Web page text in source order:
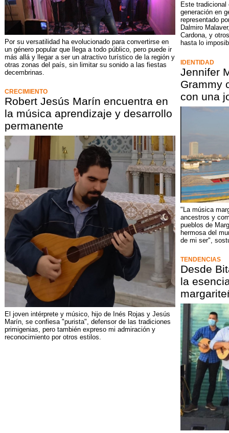
Por su versatilidad ha evolucionado para convertirse en
un género popular que llega a todo público, pero puede ir
más allá y llegar a ser un atractivo turístico de la región y
otras zonas del país, sin limitar su sonido a las fiestas
decembrinas.
CRECIMIENTO
Robert Jesús Marín encuentra en
la música aprendizaje y desarrollo
permanente
El joven intérprete y músico, hijo de Inés Rojas y Jesús
Marín, se confiesa "purista", defensor de las tradiciones
primigenias, pero también expreso mi admiración y
reconocimiento por otros estilos.
Este tradicional
generación en
representado
Dalmiro
Cardona, y
hasta lo
IDENTIDAD
Jennifer
Grammy
con una
"La música
ancestros y
pueblos de
hermosa del
de mi ser",
TENDENCIAS
Desde
la